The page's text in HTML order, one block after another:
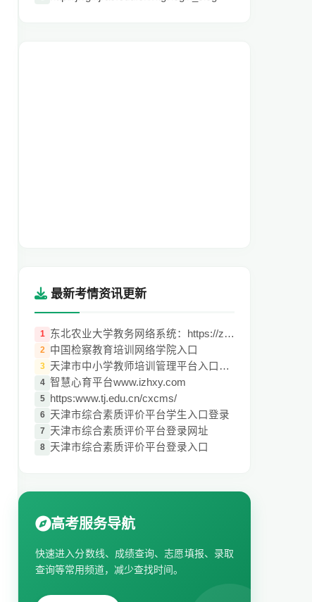
最新考情资讯更新
1 东北农业大学教务网络系统：https://zhjwxs
2 中国检察教育培训网络学院入口
3 天津市中小学教师培训管理平台入口https://
4 智慧心育平台www.izhxy.com
5 https:www.tj.edu.cn/cxcms/
6 天津市综合素质评价平台学生入口登录
7 天津市综合素质评价平台登录网址
8 天津市综合素质评价平台登录入口
高考服务导航
快速进入分数线、成绩查询、志愿填报、录取
查询等常用频道，减少查找时间。